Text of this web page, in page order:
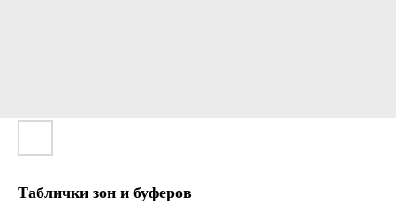
Таблички зон и буферов